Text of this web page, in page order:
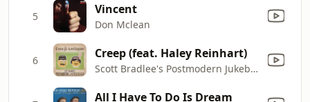
5 Vincent
Don Mclean
6 Creep (feat. Haley Reinhart)
Scott Bradlee's Postmodern Jukebox
All I Have To Do Is Dream